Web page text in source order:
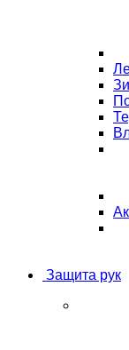
Защита рук